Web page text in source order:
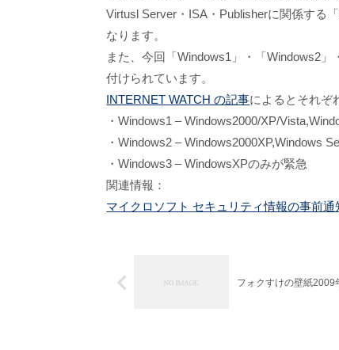
Virtusl Server・ISA・Publisherに関係する
なります。
また、今回「Windows1」・「Windows2
付けられています。
INTERNET WATCH の記事によるとそれぞ
・Windows1 – Windows2000/XP/
・Windows2 – Windows2000XP,Windows
・Windows3 – WindowsXPのみが緊急
関連情報：
マイクロソフト セキュリティ情報の事前通
フォクすけの壁紙2009